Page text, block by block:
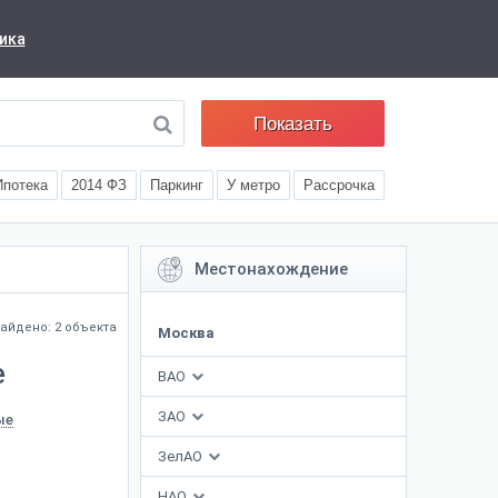
Показать
2014 ФЗ Паркинг У метро Рассрочка
Местонахождение
Москва
ВАО
ЗАО
ЗелАО
2 объекта